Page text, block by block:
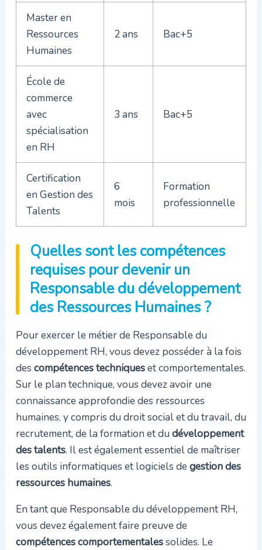
Master en
Ressources
Humaines
2 ans Bac+5
École de
commerce
avec
spécialisation
en RH
3 ans Bac+5
Certification
en Gestion des
Talents
6
mois
Formation
professionnelle
Quelles sont les compétences
requises pour devenir un
Responsable du développement
des Ressources Humaines ?
Pour exercer le métier de Responsable du
développement RH, vous devez posséder à la fois
des compétences techniqueset comportementales.
Sur le plan technique, vous devez avoir une
connaissance approfondie des ressources
humaines, y compris du droit social et du travail, du
recrutement, de la formation et du développement
des talents. Il est également essentiel de maîtriser
les outils informatiques et logiciels degestion des
ressources humaines.
En tant que Responsable du développement RH,
vous devez également faire preuve de
compétences comportementalessolides. Le